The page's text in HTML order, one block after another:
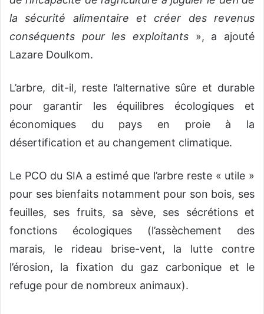
la sécurité alimentaire et créer des revenus
conséquents pour les exploitants », a ajouté
Lazare Doulkom.
L’arbre, dit-il, reste l’alternative sûre et durable
pour garantir les équilibres écologiques et
économiques du pays en proie à la
désertification et au changement climatique.
Le PCO du SIA a estimé que l’arbre reste « utile »
pour ses bienfaits notamment pour son bois, ses
feuilles, ses fruits, sa sève, ses sécrétions et
fonctions écologiques (l’assèchement des
marais, le rideau brise-vent, la lutte contre
l’érosion, la fixation du gaz carbonique et le
refuge pour de nombreux animaux).